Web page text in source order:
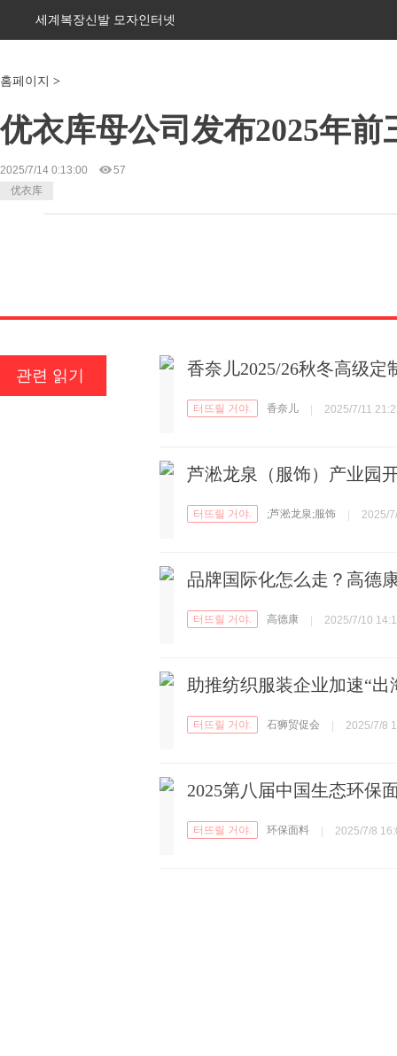
세계복장신발 모자인터넷
홈페이지 >
优衣库母公司发布2025年
2025/7/14 0:13:00
57
优衣库
관련 읽기 香奈儿2025/26秋冬高级
터뜨릴 거야. 香奈儿 2025/7/11
芦淞龙泉（服饰）产业园
터뜨릴 거야. ;芦淞龙泉;服饰 2025/
品牌国际化怎么走？高德
터뜨릴 거야. 高德康 2025/7/10
助推纺织服装企业加速“
터뜨릴 거야. 石狮贸促会 2025/7/8
2025第八届中国生态环保
터뜨릴 거야. 环保面料 2025/7/8